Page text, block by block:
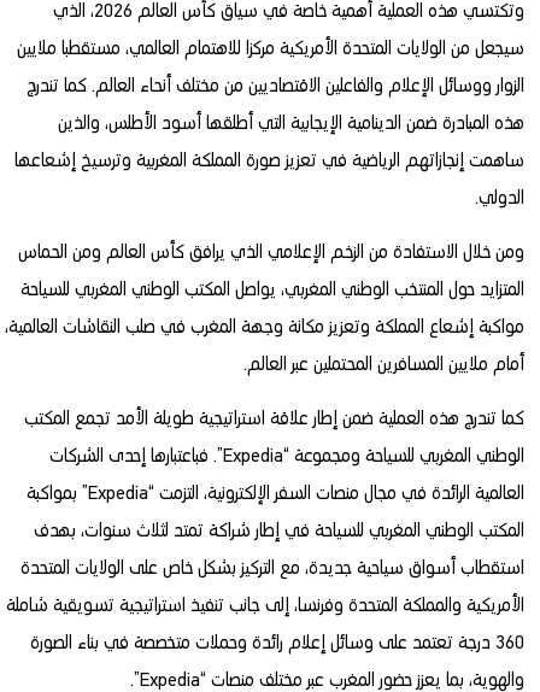
وتكتسي هذه العملية أهمية خاصة في سياق كأس العالم 2026، الذي
سيجعل من الولايات المتحدة الأمريكية مركزا للاهتمام العالمي، مستقطبا ملايين
الزوار ووسائل الإعلام والفاعلين الاقتصاديين من مختلف أنحاء العالم. كما تندرج
هذه المبادرة ضمن الدينامية الإيجابية التي أطلقها أسود الأطلس، والذين
ساهمت إنجازاتهم الرياضية في تعزيز صورة المملكة المغربية وترسيخ إشعاعها
الدولي.
ومن خلال الاستفادة من الزخم الإعلامي الذي يرافق كأس العالم ومن الحماس
المتزايد حول المنتخب الوطني المغربي، يواصل المكتب الوطني المغربي للسياحة
مواكبة إشعاع المملكة وتعزيز مكانة وجهة المغرب في صلب النقاشات العالمية،
أمام ملايين المسافرين المحتملين عبر العالم.
كما تندرج هذه العملية ضمن إطار علاقة استراتيجية طويلة الأمد تجمع المكتب
الوطني المغربي للسياحة ومجموعة “Expedia”. فباعتبارها إحدى الشركات
العالمية الرائدة في مجال منصات السفر الإلكترونية، التزمت “Expedia” بمواكبة
المكتب الوطني المغربي للسياحة في إطار شراكة تمتد لثلاث سنوات، بهدف
استقطاب أسواق سياحية جديدة، مع التركيز بشكل خاص على الولايات المتحدة
الأمريكية والمملكة المتحدة وفرنسا، إلى جانب تنفيذ استراتيجية تسويقية شاملة
360 درجة تعتمد على وسائل إعلام رائدة وحملات متخصصة في بناء الصورة
والهوية، بما يعزز حضور المغرب عبر مختلف منصات “Expedia”.